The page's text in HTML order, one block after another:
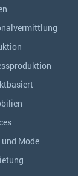
Mode